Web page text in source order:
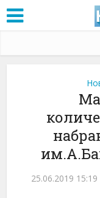
25.06.2019 15:19